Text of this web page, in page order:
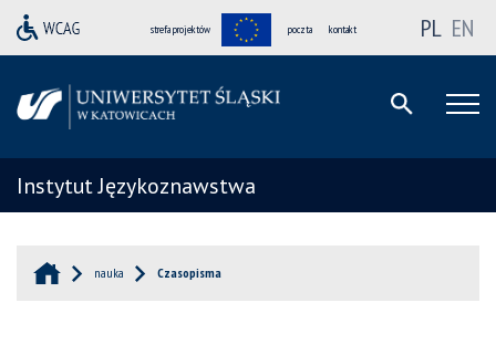
strefa projektów poczta kontakt PL EN
Instytut Językoznawstwa
nauka Czasopisma